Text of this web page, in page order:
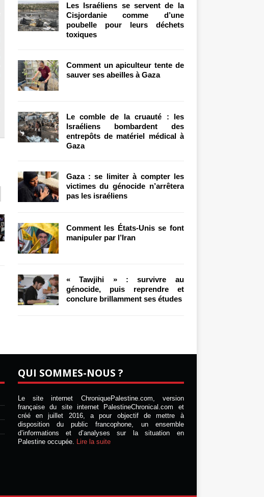
Les Israéliens se servent de la
Cisjordanie comme d’une
poubelle pour leurs déchets
toxiques
Comment un apiculteur tente de
sauver ses abeilles à Gaza
Le comble de la cruauté : les
Israéliens bombardent des
entrepôts de matériel médical à
Gaza
Gaza : se limiter à compter les
victimes du génocide n’arrêtera
pas les israéliens
Comment les États-Unis se font
manipuler par l’Iran
« Tawjihi » : survivre au
génocide, puis reprendre et
conclure brillamment ses études
QUI SOMMES-NOUS ?
Le site internet ChroniquePalestine.com, version
française du site internet PalestineChronical.com et
créé en juillet 2016, a pour objectif de mettre à
disposition du public francophone, un ensemble
d’informations et d’analyses sur la situation en
Palestine occupée. Lire la suite